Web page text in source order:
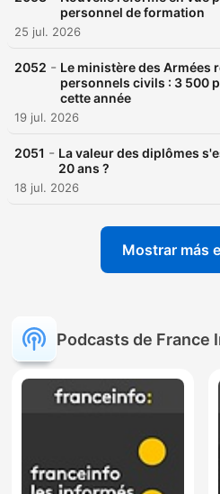
personnel de formation
25 jul. 2026
2052 - Le ministère des Armées
personnels civils : 3 500
cette année
19 jul. 2026
2051 - La valeur des diplômes
20 ans ?
18 jul. 2026
Mostrar más
Podcasts de France